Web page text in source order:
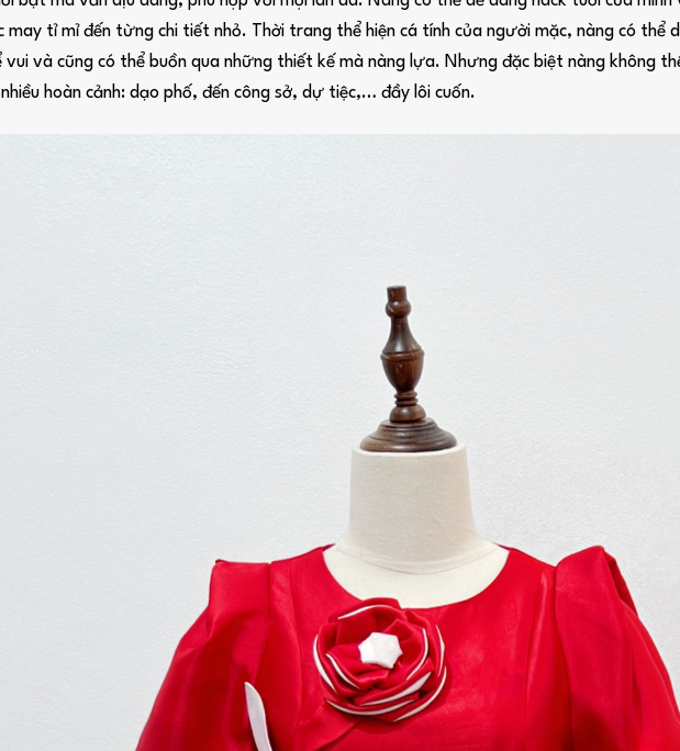
may tỉ mỉ đến từng chi tiết nhỏ. Thời trang thể hiện cá tính của người mặc, nàng có thể
vui và cũng có thể buồn qua những thiết kế mà nàng lựa. Nhưng đặc biệt nàng không
hoàn cảnh: dạo phố, đến công sở, dự tiệc,… đầy lôi cuốn.